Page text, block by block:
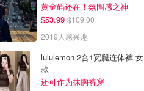
黄金码还在！氛围感之神
$53.99 $109.00
2019人感兴趣
lululemon 2合1宽腿连体裤 女
款
还可作为抹胸裤穿